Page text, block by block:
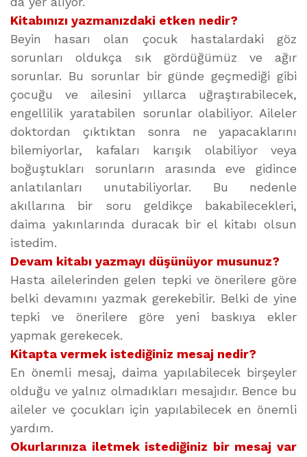
Kitabınızı yazmanızdaki etken nedir?
Beyin hasarı olan çocuk hastalardaki göz
sorunları oldukça sık gördüğümüz ve ağır
sorunlar. Bu sorunlar bir günde geçmediği gibi
çocuğu ve ailesini yıllarca uğraştırabilecek,
engellilik yaratabilen sorunlar olabiliyor. Aileler
doktordan çıktıktan sonra ne yapacaklarını
bilemiyorlar, kafaları karışık olabiliyor veya
boğuştukları sorunların arasında eve gidince
anlatılanları unutabiliyorlar. Bu nedenle
akıllarına bir soru geldikçe bakabilecekleri,
daima yakınlarında duracak bir el kitabı olsun
istedim.
Devam kitabı yazmayı düşünüyor musunuz?
Hasta ailelerinden gelen tepki ve önerilere göre
belki devamını yazmak gerekebilir. Belki de yine
tepki ve önerilere göre yeni baskıya ekler
yapmak gerekecek.
Kitapta vermek istediğiniz mesaj nedir?
En önemli mesaj, daima yapılabilecek birşeyler
olduğu ve yalnız olmadıkları mesajıdır. Bence bu
aileler ve çocukları için yapılabilecek en önemli
yardım.
Okurlarınıza iletmek istediğiniz bir mesaj var